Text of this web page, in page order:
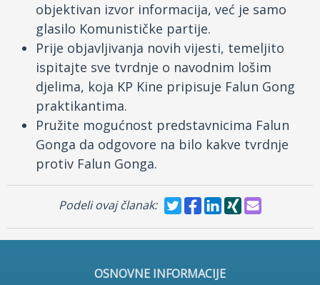
objektivan izvor informacija, već je samo
glasilo Komunističke partije.
Prije objavljivanja novih vijesti, temeljito
ispitajte sve tvrdnje o navodnim lošim
djelima, koja KP Kine pripisuje Falun Gong
praktikantima.
Pružite mogućnost predstavnicima Falun
Gonga da odgovore na bilo kakve tvrdnje
protiv Falun Gonga.
Podeli ovaj članak:
OSNOVNE INFORMACIJE